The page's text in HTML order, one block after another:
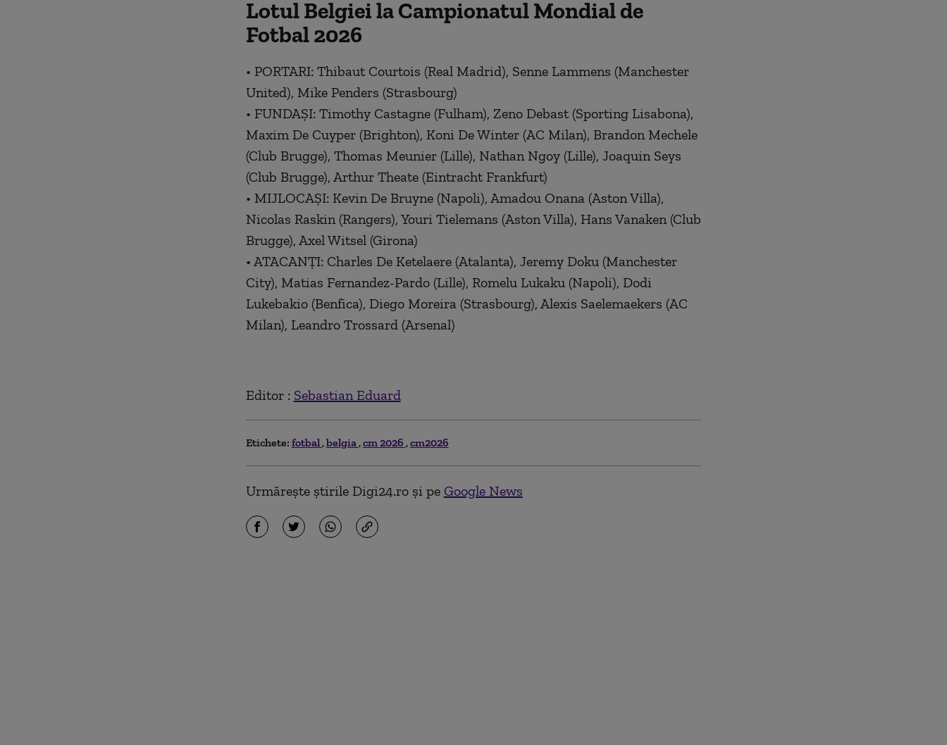
Lotul Belgiei la Campionatul Mondial de
Fotbal 2026
• PORTARI: Thibaut Courtois (Real Madrid), Senne Lammens (Manchester
United), Mike Penders (Strasbourg)
• FUNDAȘI: Timothy Castagne (Fulham), Zeno Debast (Sporting Lisabona),
Maxim De Cuyper (Brighton), Koni De Winter (AC Milan), Brandon Mechele
(Club Brugge), Thomas Meunier (Lille), Nathan Ngoy (Lille), Joaquin Seys
(Club Brugge), Arthur Theate (Eintracht Frankfurt)
• MIJLOCAȘI: Kevin De Bruyne (Napoli), Amadou Onana (Aston Villa),
Nicolas Raskin (Rangers), Youri Tielemans (Aston Villa), Hans Vanaken (Club
Brugge), Axel Witsel (Girona)
• ATACANȚI: Charles De Ketelaere (Atalanta), Jeremy Doku (Manchester
City), Matias Fernandez-Pardo (Lille), Romelu Lukaku (Napoli), Dodi
Lukebakio (Benfica), Diego Moreira (Strasbourg), Alexis Saelemaekers (AC
Milan), Leandro Trossard (Arsenal)
Editor : Sebastian Eduard
Etichete: fotbal belgia cm 2026 cm2026
Urmărește știrile Digi24.ro și pe Google News